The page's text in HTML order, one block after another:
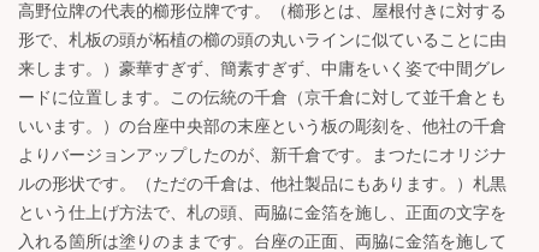
高野位牌の代表的櫛形位牌です。（櫛形とは、屋根付きに対する
形で、札板の頭が柘植の櫛の頭の丸いラインに似ていることに由
来します。）豪華すぎず、簡素すぎず、中庸をいく姿で中間グレ
ードに位置します。この伝統の千倉（京千倉に対して並千倉とも
いいます。）の台座中央部の末座という板の彫刻を、他社の千倉
よりバージョンアップしたのが、新千倉です。まつたにオリジナ
ルの形状です。（ただの千倉は、他社製品にもあります。）札黒
という仕上げ方法で、札の頭、両脇に金箔を施し、正面の文字を
入れる箇所は塗りのままです。台座の正面、両脇に金箔を施して